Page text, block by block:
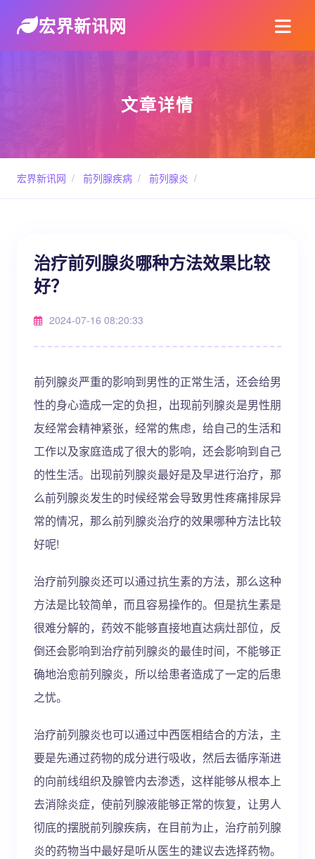
宏界新讯网
文章详情
宏界新讯网 / 前列腺疾病 / 前列腺炎 /
治疗前列腺炎哪种方法效果比较
好？
2024-07-16 08:20:33
前列腺炎严重的影响到男性的正常生活，还会给男
性的身心造成一定的负担，出现前列腺炎是男性朋
友经常会精神紧张，经常的焦虑，给自己的生活和
工作以及家庭造成了很大的影响，还会影响到自己
的性生活。出现前列腺炎最好是及早进行治疗，那
么前列腺炎发生的时候经常会导致男性疼痛排尿异
常的情况，那么前列腺炎治疗的效果哪种方法比较
好呢!
治疗前列腺炎还可以通过抗生素的方法，那么这种
方法是比较简单，而且容易操作的。但是抗生素是
很难分解的，药效不能够直接地直达病灶部位，反
倒还会影响到治疗前列腺炎的最佳时间，不能够正
确地治愈前列腺炎，所以给患者造成了一定的后患
之忧。
治疗前列腺炎也可以通过中西医相结合的方法，主
要是先通过药物的成分进行吸收，然后去循序渐进
的向前线组织及腺管内去渗透，这样能够从根本上
去消除炎症，使前列腺液能够正常的恢复，让男人
彻底的摆脱前列腺疾病，在目前为止，治疗前列腺
炎的药物当中最好是听从医生的建议去选择药物。